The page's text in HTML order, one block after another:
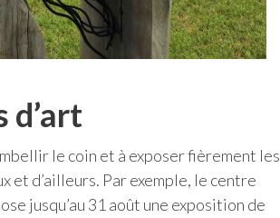
d’art
le coin et à exposer fièrement les
et d’ailleurs. Par exemple, le centre
jusqu’au 31 août une exposition de